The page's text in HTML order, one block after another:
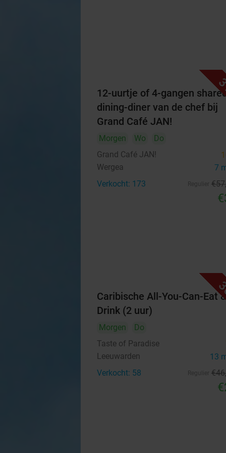
12-uurtje of 4-gangen
dining-diner van de chef bij
Grand Café JAN!
Morgen Wo
Do
Grand Café JAN!
Wergea 7
Verkocht: 173 €57
Caribische All-You-Can-Eat
Drink (2 uur)
Morgen
Do
Taste of Paradise
Leeuwarden 13
Verkocht: 58 €46